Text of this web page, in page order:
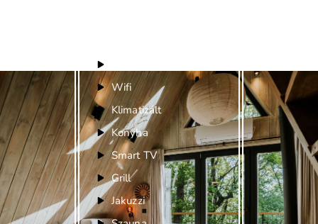
Wifi
Klimatizált
Konyha
Smart TV
Grill
Jakuzzi